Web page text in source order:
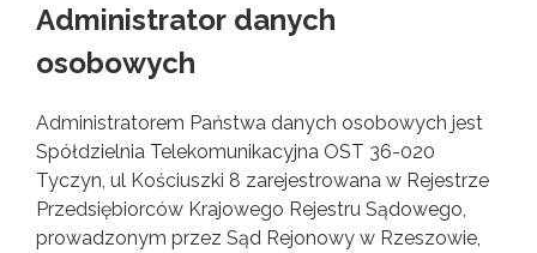
Administrator danych
osobowych
Administratorem Państwa danych osobowych jest
Spółdzielnia Telekomunikacyjna OST 36-020
Tyczyn, ul Kościuszki 8 zarejestrowana w Rejestrze
Przedsiębiorców Krajowego Rejestru Sądowego,
prowadzonym przez Sąd Rejonowy w Rzeszowie,